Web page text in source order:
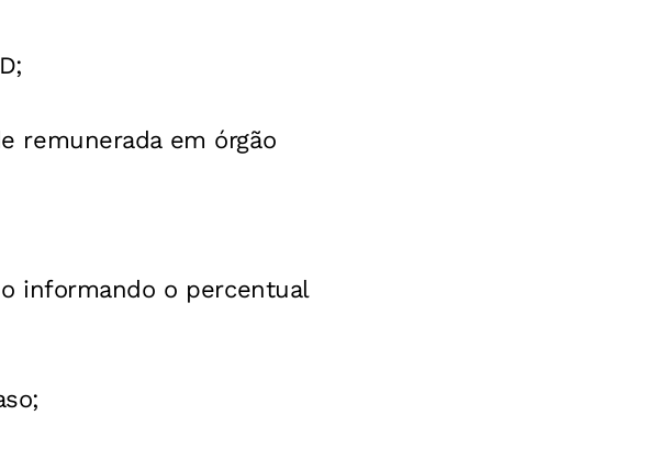
remunerada em órgão
informando o percentual